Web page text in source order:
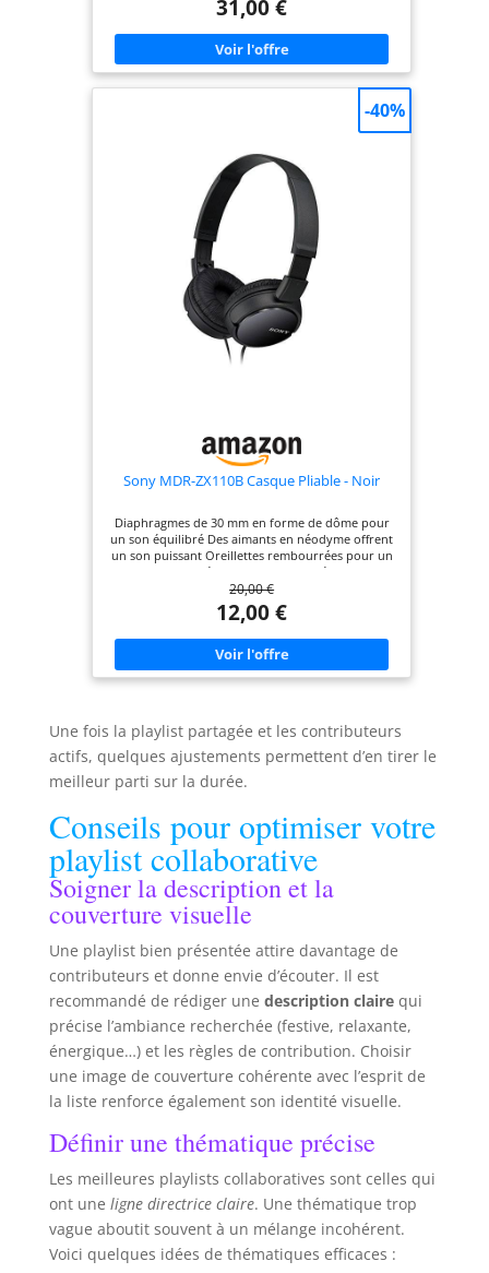
Reality Audio - optimise votre expérience en
analysant la forme de vos oreilles via l'application
Sony | Headphones Connect, pour apporter une
expérience musicale toujours plus immersive et
sur mesure. Avec 50 heures d'autonomie, vous
craindre d'être à court de batterie. Si l'autonomie
du casque devient trop faible, une recharge
d'écoute. Le WH-CH520 est doté d'une connexion
Bluetooth multipoint, de commandes via des
boutons et peut même être contrôlé par la voix.
Les fonctionnalités Swift Pair et Fast Pair facilitent
la connexion, faisant de ce casque le compagnon
idéal de votre quotidien Répondez facilement aux
appels en cliquant sur les boutons situés sur le
casque. Grâce à un microphone de haute qualité
le WH-CH520 vous permet de passer des appels de
manière audible même dans des environnements
bruyants.
31,00 €
Sony MDR-ZX110B Casque Pliable - Noir
Diaphragmes de 30 mm en forme de dôme pour
un son équilibré Des aimants en néodyme offrent
un son puissant Oreillettes rembourrées pour un
grand confort d'écoute Gamme de fréquences de
12 à 22 kHz Longueur de câble: 1.2 mètres
20,00 €
12,00 €
-40%
Une fois la playlist partagée et les contributeurs
actifs, quelques ajustements permettent d’en tirer le
meilleur parti sur la durée.
Conseils pour optimiser votre
playlist collaborative
Soigner la description et la
couverture visuelle
Une playlist bien présentée attire davantage de
contributeurs et donne envie d’écouter. Il est
recommandé de rédiger une description clairequi
précise l’ambiance recherchée (festive, relaxante,
énergique…) et les règles de contribution. Choisir
une image de couverture cohérente avec l’esprit de
la liste renforce également son identité visuelle.
Définir une thématique précise
Les meilleures playlists collaboratives sont celles qui
ont une ligne directrice claire. Une thématique trop
vague aboutit souvent à un mélange incohérent.
Voici quelques idées de thématiques efficaces :